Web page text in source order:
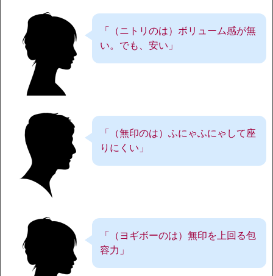
「（ニトリのは）ボリューム感が無
い。でも、安い」
「（無印のは）ふにゃふにゃして座
りにくい」
「（ヨギボーのは）無印を上回る包
容力」